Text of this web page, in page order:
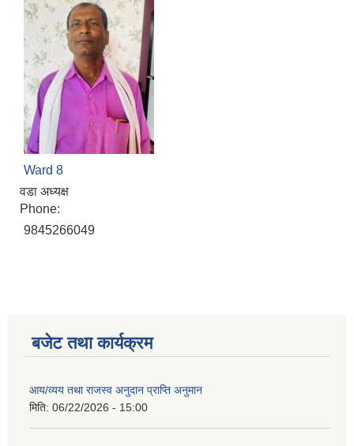
Ward 8
वडा अध्यक्ष
Phone:
9845266049
बजेट तथा कार्यक्रम
आय/व्यय तथा राजस्व अनुदान प्राप्ति अनुमान
मिति: 06/22/2026 - 15:00